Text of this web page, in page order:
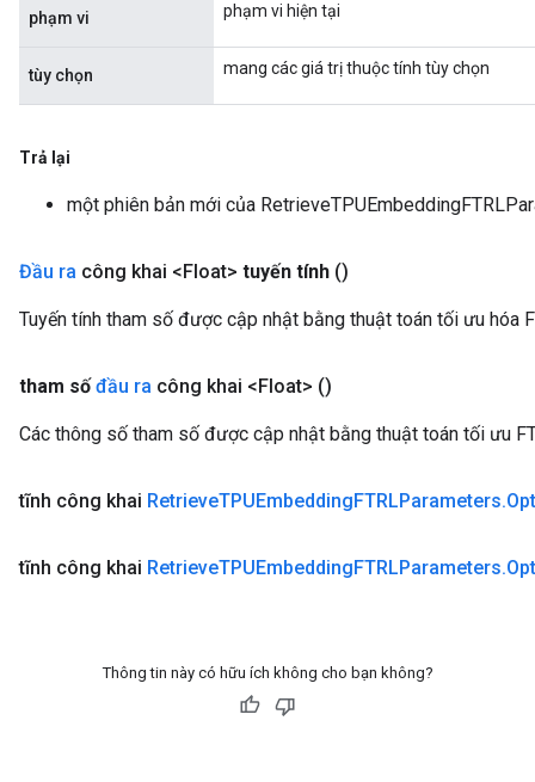
phạm vi phạm vi hiện tại
tùy chọn mang các giá trị thuộc tính tùy chọn
Trả lại
một phiên bản mới của
Đầu ra công khai <Float> tuyến tính ()
Tuyến tính tham số được cập nhật bằng thuật toán tối ưu hóa
tham số đầu ra công khai <Float> ()
Các thông số tham số được cập nhật bằng thuật toán tối ưu
tĩnh công khai RetrieveTPUEmbeddingFTRLParameters.
tĩnh công khai RetrieveTPUEmbeddingFTRLParameters.
Thông tin này có hữu ích không cho bạn không?